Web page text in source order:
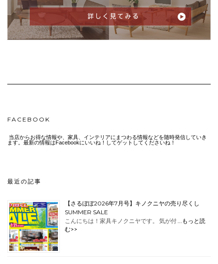
FACEBOOK
当店からお得な情報や、家具、インテリアにまつわる情報などを随時発信していき
ます。最新の情報はFacebookにいいね！してゲットしてくださいね！
最近の記事
【さるぼぼ2026年7月号】キノクニヤの売り尽くし
SUMMER SALE
こんにちは！家具キノクニヤです。 気が付 … もっと読
む>>